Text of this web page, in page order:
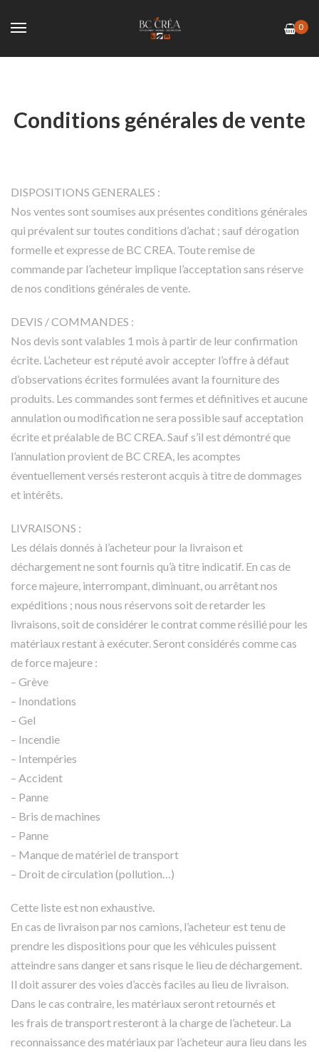
0
Conditions générales de vente
DISPOSITIONS GENERALES :
Nos ventes sont soumises aux présentes conditions générales
qui prévalent sur toutes conditions d’achat ; sauf dérogation
formelle et expresse de BC CREA. Toute remise de
commande par l’acheteur implique l’acceptation sans réserve
de nos conditions générales de vente.
DEVIS / COMMANDES :
Nos devis sont valables 1 mois à partir de leur confirmation
écrite. L’acheteur est réputé avoir accepter l’offre à défaut
d’observations écrites formulées avant la fourniture des
produits. Les commandes sont fermes et définitives et aucune
annulation ou modification ne sera possible sauf acceptation
écrite et préalable de BC CREA. Sauf s’il est démontré que
l’annulation provient de BC CREA, les acomptes
éventuellement versés resteront acquis à titre de dommages
et intérêts.
LIVRAISONS :
Les délais donnés à l’acheteur pour la livraison et
déchargement ne sont fournis qu’à titre indicatif. En cas de
force majeure, interrompant, diminuant, ou arrêtant nos
expéditions ; nous nous réservons soit de retarder les
livraisons, soit de considérer le contrat comme résilié pour les
matériaux restant à exécuter. Seront considérés comme cas
de force majeure :
– Grève
– Inondations
– Gel
– Incendie
– Intempéries
– Accident
– Panne
– Bris de machines
– Panne
– Manque de matériel de transport
– Droit de circulation (pollution…)
Cette liste est non exhaustive.
En cas de livraison par nos camions, l’acheteur est tenu de
prendre les dispositions pour que les véhicules puissent
atteindre sans danger et sans risque le lieu de déchargement.
Il doit assurer des voies d’accès faciles au lieu de livraison.
Dans le cas contraire, les matériaux seront retournés et
les frais de transport resteront à la charge de l’acheteur. La
reconnaissance des matériaux par l’acheteur aura lieu dans les